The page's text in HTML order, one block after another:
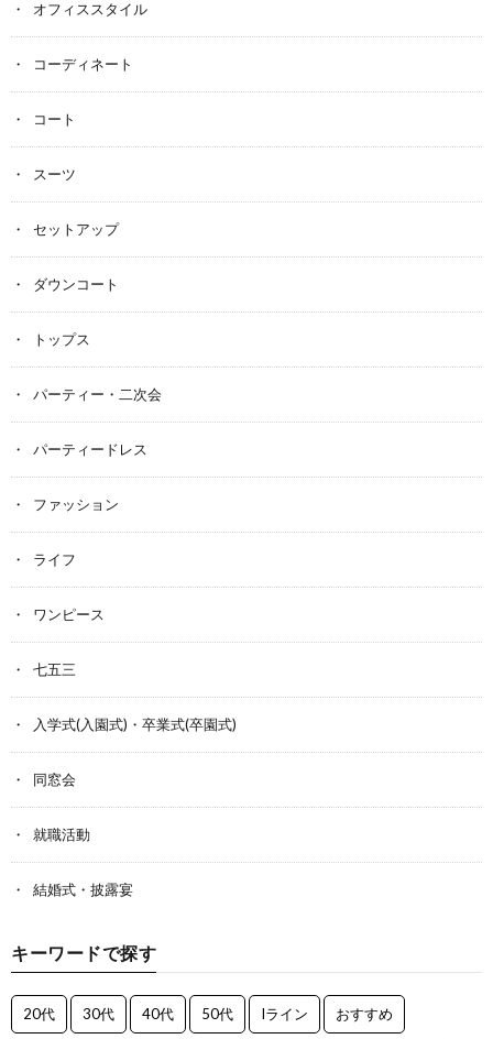
オフィススタイル
コーディネート
コート
スーツ
セットアップ
ダウンコート
トップス
パーティー・二次会
パーティードレス
ファッション
ライフ
ワンピース
七五三
入学式(入園式)・卒業式(卒園式)
同窓会
就職活動
結婚式・披露宴
キーワードで探す
20代 30代 40代 50代 Iライン おすすめ